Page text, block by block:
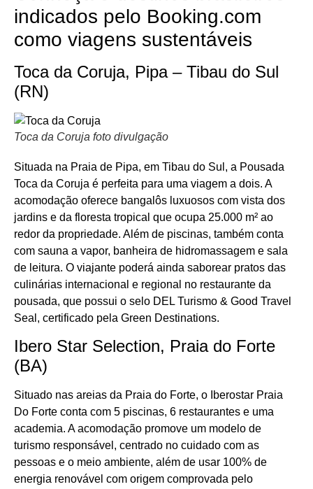
indicados pelo Booking.com
como viagens sustentáveis
Toca da Coruja, Pipa – Tibau do Sul
(RN)
Toca da Coruja foto divulgação
Situada na Praia de Pipa, em Tibau do Sul, a Pousada
Toca da Coruja é perfeita para uma viagem a dois. A
acomodação oferece bangalôs luxuosos com vista dos
jardins e da floresta tropical que ocupa 25.000 m² ao
redor da propriedade. Além de piscinas, também conta
com sauna a vapor, banheira de hidromassagem e sala
de leitura. O viajante poderá ainda saborear pratos das
culinárias internacional e regional no restaurante da
pousada, que possui o selo DEL Turismo & Good Travel
Seal, certificado pela Green Destinations.
Ibero Star Selection, Praia do Forte
(BA)
Situado nas areias da Praia do Forte, o Iberostar Praia
Do Forte conta com 5 piscinas, 6 restaurantes e uma
academia. A acomodação promove um modelo de
turismo responsável, centrado no cuidado com as
pessoas e o meio ambiente, além de usar 100% de
energia renovável com origem comprovada pelo